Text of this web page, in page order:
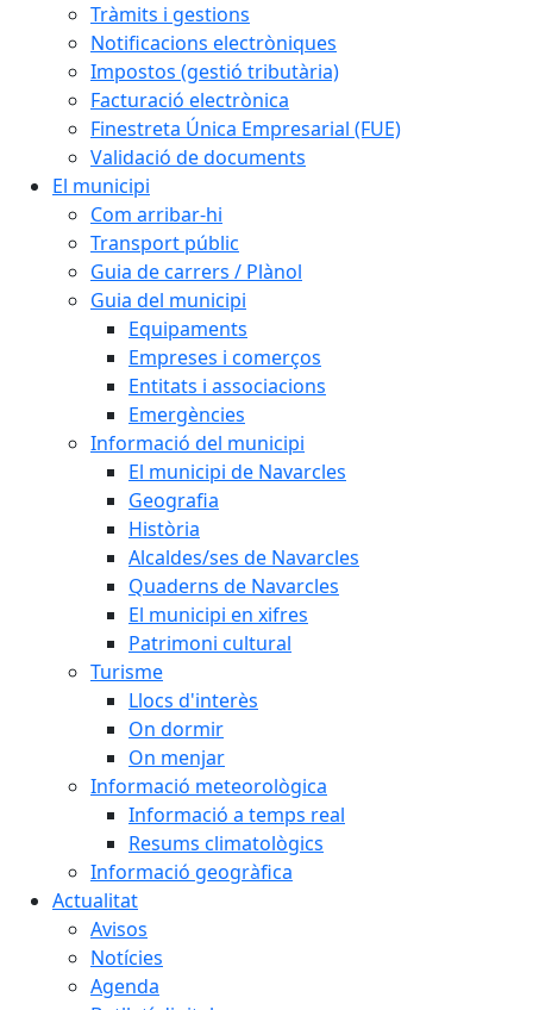
Tràmits i gestions
Notificacions electròniques
Impostos (gestió tributària)
Facturació electrònica
Finestreta Única Empresarial (FUE)
Validació de documents
El municipi
Com arribar-hi
Transport públic
Guia de carrers / Plànol
Guia del municipi
Equipaments
Empreses i comerços
Entitats i associacions
Emergències
Informació del municipi
El municipi de Navarcles
Geografia
Història
Alcaldes/ses de Navarcles
Quaderns de Navarcles
El municipi en xifres
Patrimoni cultural
Turisme
Llocs d'interès
On dormir
On menjar
Informació meteorològica
Informació a temps real
Resums climatològics
Informació geogràfica
Actualitat
Avisos
Notícies
Agenda